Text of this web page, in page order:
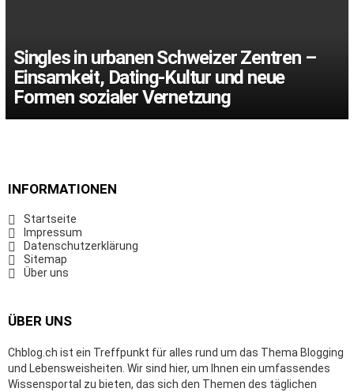
Singles in urbanen Schweizer Zentren –
Einsamkeit, Dating-Kultur und neue
Formen sozialer Vernetzung
INFORMATIONEN
Startseite
Impressum
Datenschutzerklärung
Sitemap
Über uns
ÜBER UNS
Chblog.ch ist ein Treffpunkt für alles rund um das Thema Blogging
und Lebensweisheiten. Wir sind hier, um Ihnen ein umfassendes
Wissensportal zu bieten, das sich den Themen des täglichen